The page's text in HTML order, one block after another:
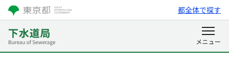
都全体で探す